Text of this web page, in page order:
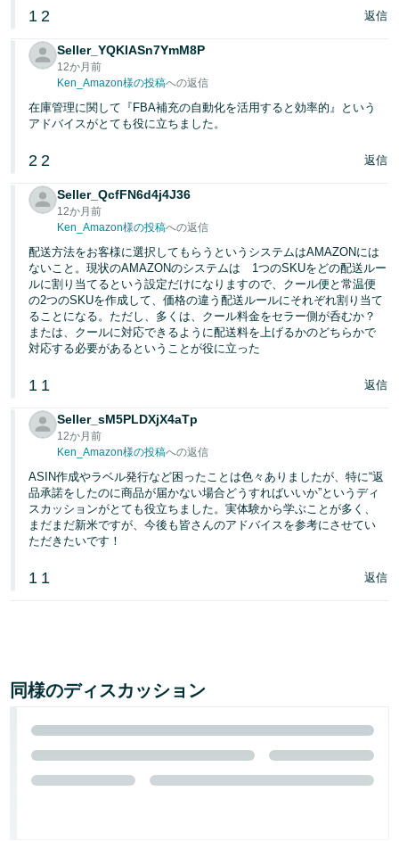
1 2 返信
Seller_YQKIASn7YmM8P
12か月前
Ken_Amazon様の投稿への返信
在庫管理に関して『FBA補充の自動化を活用すると効率的』という
アドバイスがとても役に立ちました。
2 2 返信
Seller_QcfFN6d4j4J36
12か月前
Ken_Amazon様の投稿への返信
配送方法をお客様に選択してもらうというシステムはAMAZONには
ないこと。現状のAMAZONのシステムは 1つのSKUをどの配送ルー
ルに割り当てるという設定だけになりますので、クール便と常温便
の2つのSKUを作成して、価格の違う配送ルールにそれぞれ割り当て
ることになる。ただし、多くは、クール料金をセラー側が呑むか？
または、クールに対応できるように配送料を上げるかのどちらかで
対応する必要があるということが役に立った
1 1 返信
Seller_sM5PLDXjX4aTp
12か月前
Ken_Amazon様の投稿への返信
ASIN作成やラベル発行など困ったことは色々ありましたが、特に“返
品承諾をしたのに商品が届かない場合どうすればいいか”というディ
スカッションがとても役立ちました。実体験から学ぶことが多く、
まだまだ新米ですが、今後も皆さんのアドバイスを参考にさせてい
ただきたいです！
1 1 返信
同様のディスカッション